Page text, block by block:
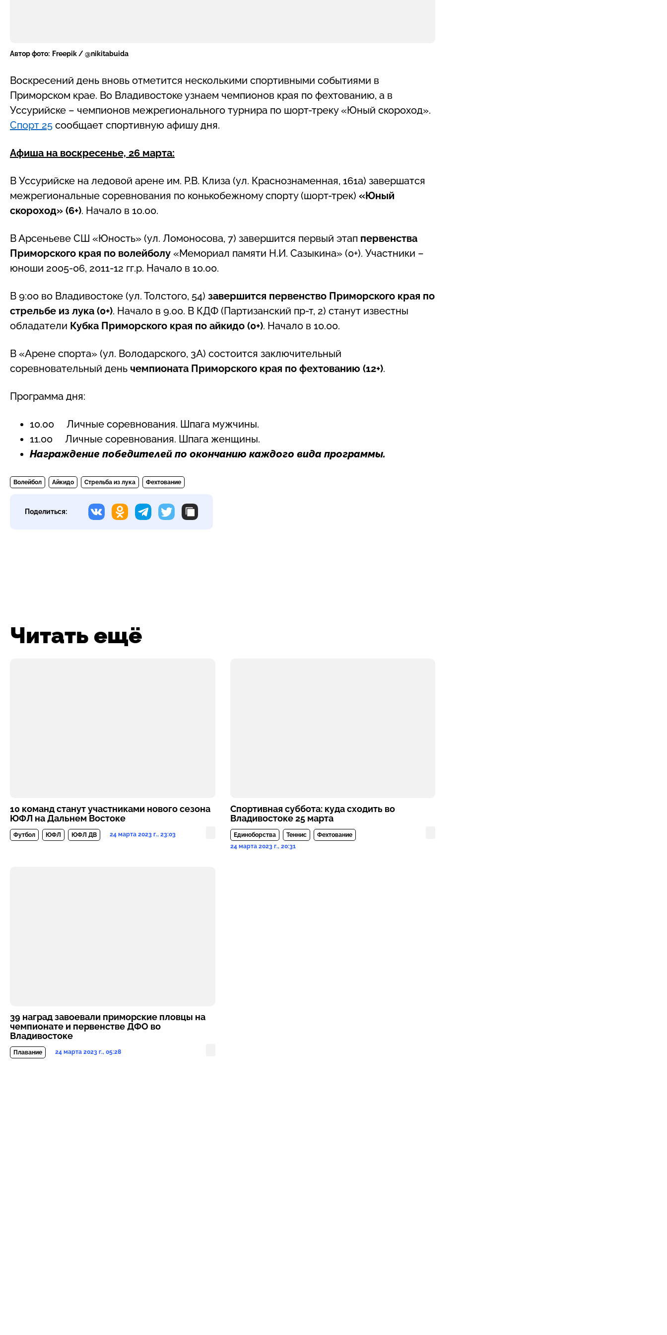
Автор фото: Freepik / @nikitabuida
Воскресений день вновь отметится несколькими спортивными событиями в
Приморском крае. Во Владивостоке узнаем чемпионов края по фехтованию, а в
Уссурийске – чемпионов межрегионального турнира по шорт-треку «Юный скороход».
Спорт 25 сообщает спортивную афишу дня.
Афиша на воскресенье, 26 марта:
В Уссурийске на ледовой арене им. Р.В. Клиза (ул. Краснознаменная, 161а) завершатся
межрегиональные соревнования по конькобежному спорту (шорт-трек) «Юный
скороход» (6+). Начало в 10.00.
В Арсеньеве СШ «Юность» (ул. Ломоносова, 7) завершится первый этап первенства
Приморского края по волейболу «Мемориал памяти Н.И. Сазыкина» (0+). Участники –
юноши 2005-06, 2011-12 гг.р. Начало в 10.00.
В 9:00 во Владивостоке (ул. Толстого, 54) завершится первенство Приморского края по
стрельбе из лука (0+). Начало в 9.00. В КДФ (Партизанский пр-т, 2) станут известны
обладатели Кубка Приморского края по айкидо (0+). Начало в 10.00.
В «Арене спорта» (ул. Володарского, 3А) состоится заключительный
соревновательный день чемпионата Приморского края по фехтованию (12+).
Программа дня:
10.00 Личные соревнования. Шпага мужчины.
11.00 Личные соревнования. Шпага женщины.
Награждение победителей по окончанию каждого вида программы.
Волейбол Айкидо Стрельба из лука Фехтование
Поделиться:
Читать ещё
10 команд станут участниками нового сезона
ЮФЛ на Дальнем Востоке
Футбол ЮФЛ ЮФЛ ДВ 24 марта 2023 г., 23:03
Спортивная суббота: куда сходить во
Владивостоке 25 марта
Единоборства Теннис
Фехтование
24 марта 2023 г., 20:31
39 наград завоевали приморские пловцы на
чемпионате и первенстве ДФО во
Владивостоке
Плавание 24 марта 2023 г., 05:28